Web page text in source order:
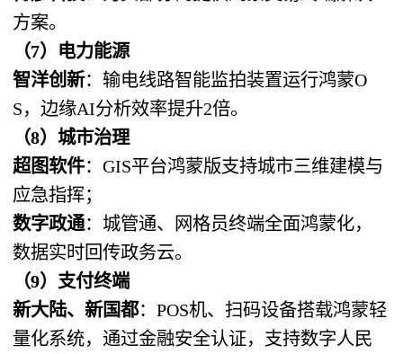
方案。
（7）电力能源
智洋创新：输电线路智能监拍装置运行鸿蒙O
S，边缘AI分析效率提升2倍。
（8）城市治理
超图软件：GIS平台鸿蒙版支持城市三维建模与
应急指挥；
数字政通：城管通、网格员终端全面鸿蒙化，
数据实时回传政务云。
（9）支付终端
新大陆、新国都：POS机、扫码设备搭载鸿蒙轻
量化系统，通过金融安全认证，支持数字人民